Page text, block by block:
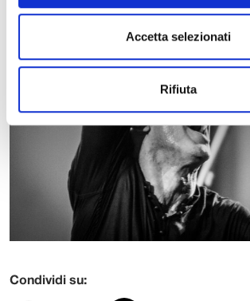
Accetta selezionati
Rifiuta
Condividi su: